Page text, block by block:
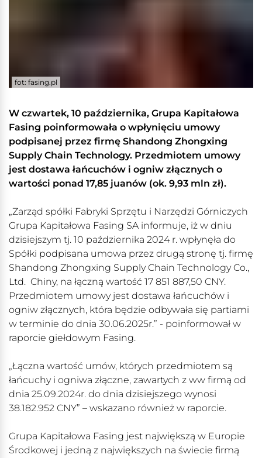
fot: fasing.pl
W czwartek, 10 października, Grupa Kapitałowa
Fasing poinformowała o wpłynięciu umowy
podpisanej przez firmę Shandong Zhongxing
Supply Chain Technology. Przedmiotem umowy
jest dostawa łańcuchów i ogniw złącznych o
wartości ponad 17,85 juanów (ok. 9,93 mln zł).
„Zarząd spółki Fabryki Sprzętu i Narzędzi Górniczych
Grupa Kapitałowa Fasing SA informuje, iż w dniu
dzisiejszym tj. 10 października 2024 r. wpłynęła do
Spółki podpisana umowa przez drugą stronę tj. firmę
Shandong Zhongxing Supply Chain Technology Co.,
Ltd. Chiny, na łączną wartość 17 851 887,50 CNY.
Przedmiotem umowy jest dostawa łańcuchów i
ogniw złącznych, która będzie odbywała się partiami
w terminie do dnia 30.06.2025r.” - poinformował w
raporcie giełdowym Fasing.
„Łączna wartość umów, których przedmiotem są
łańcuchy i ogniwa złączne, zawartych z ww firmą od
dnia 25.09.2024r. do dnia dzisiejszego wynosi
38.182.952 CNY” – wskazano również w raporcie.
Grupa Kapitałowa Fasing jest największą w Europie
Środkowej i jedną z największych na świecie firmą